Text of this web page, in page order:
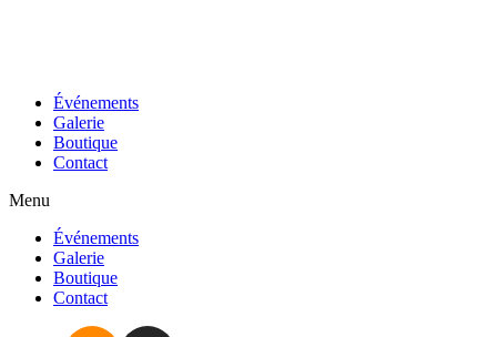
Événements
Galerie
Boutique
Contact
Menu
Événements
Galerie
Boutique
Contact